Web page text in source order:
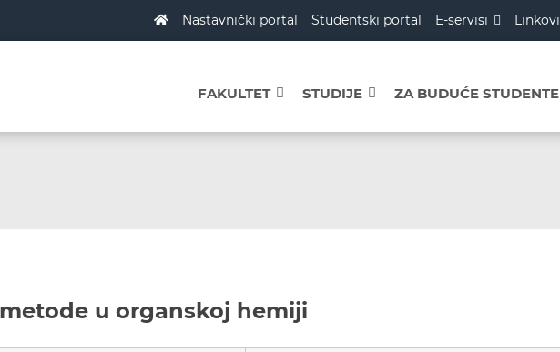
Nastavnički portal Studentski portal E-servisi Linkovi
FAKULTET STUDIJE ZA BUDUĆE STUDENTE
u organskoj hemiji